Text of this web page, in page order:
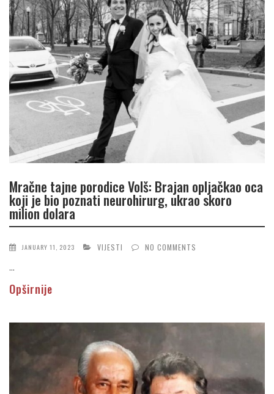
Mračne tajne porodice Volš: Brajan opljačkao oca
koji je bio poznati neurohirurg, ukrao skoro
milion dolara
JANUARY 11, 2023 VIJESTI NO COMMENTS
...
Opširnije